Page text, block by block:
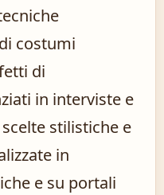
costumi
di
in interviste e
stilistiche e
in
e su portali